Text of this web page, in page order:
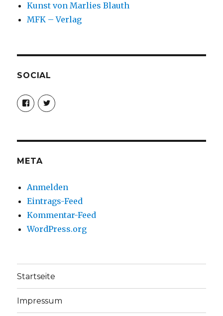
Kunst von Marlies Blauth
MFK – Verlag
SOCIAL
Profil
von
christoph.fleischer1
anzeigen
Profil
von
anzeigen
META
Anmelden
Eintrags-Feed
Kommentar-Feed
WordPress.org
Startseite
Impressum